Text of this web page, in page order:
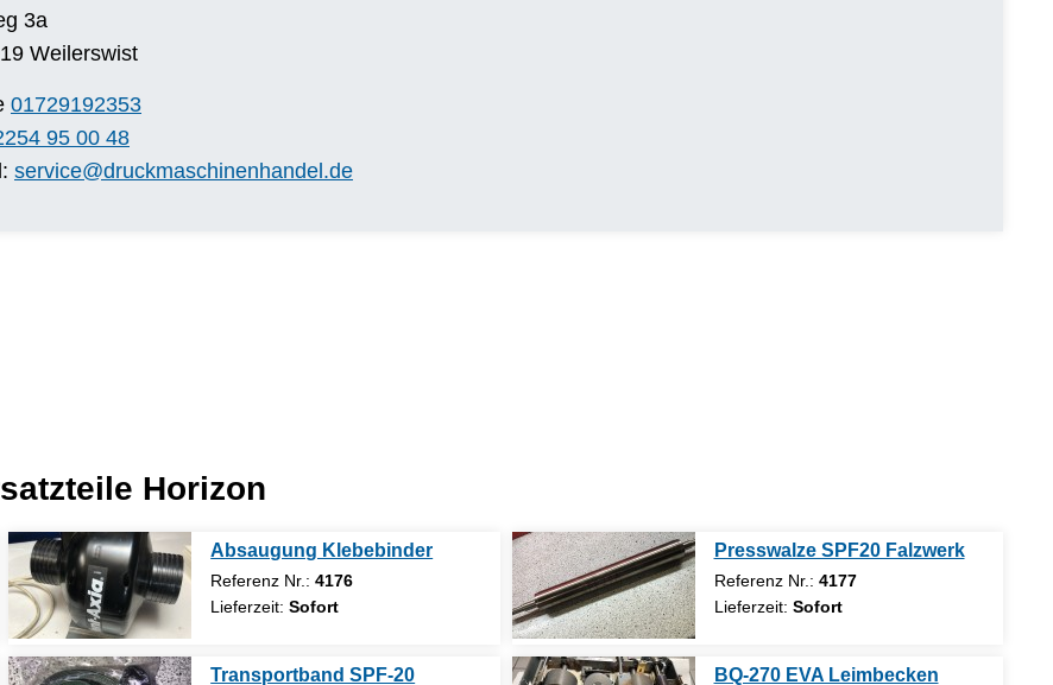
3a
Weilerswist
01729192353
95 00 48
service@druckmaschinenhandel.de
Horizon
Absaugung Klebebinder
Referenz Nr.:4176
Lieferzeit:Sofort
Presswalze SPF20 Falzwerk
Referenz Nr.: 4177
Lieferzeit: Sofort
Transportband SPF-20 BQ-270 EVA Leimbecken